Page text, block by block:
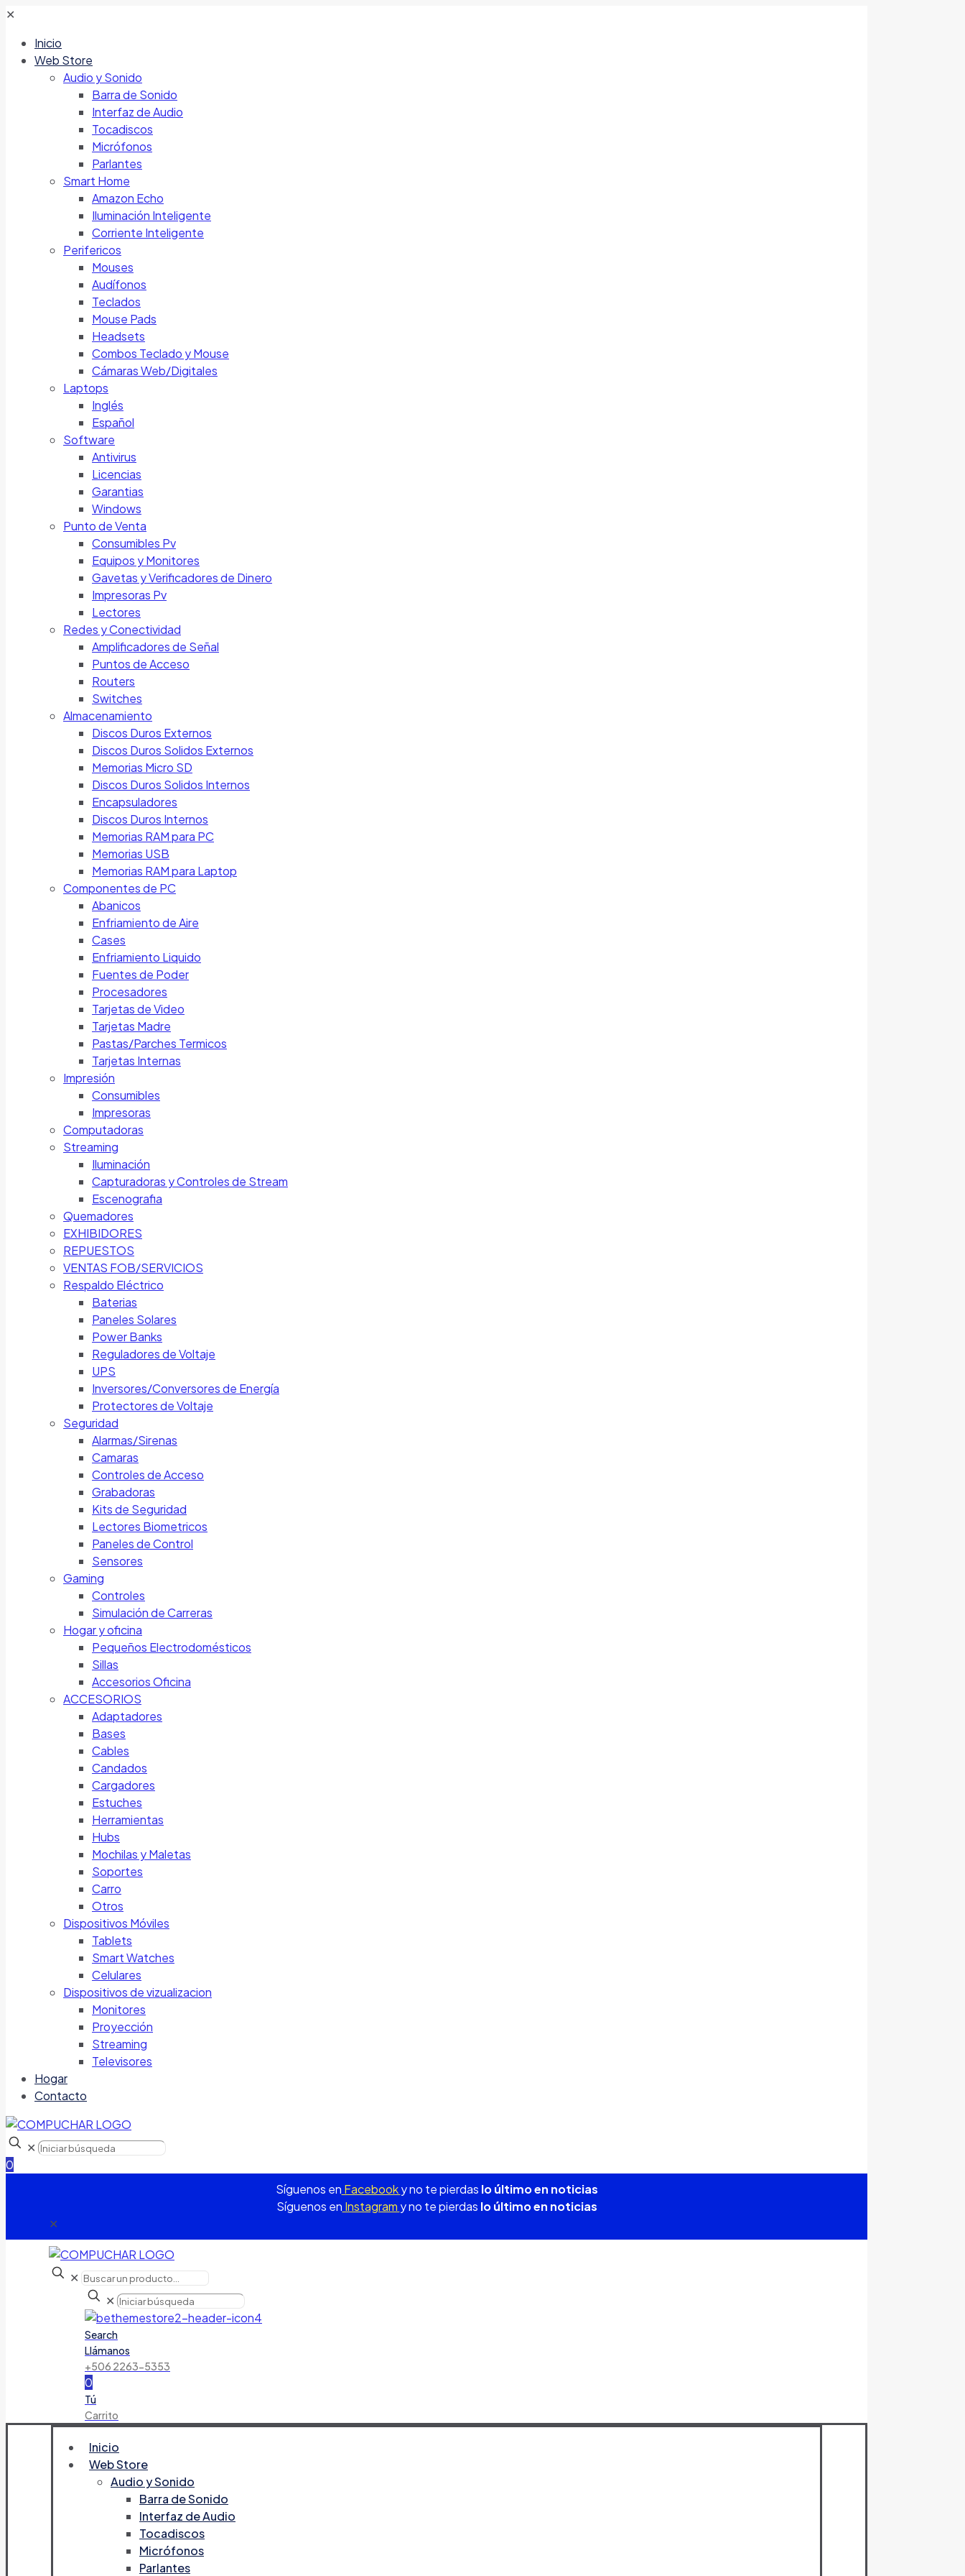
✕
Inicio
Web Store
Audio y Sonido
Barra de Sonido
Interfaz de Audio
Tocadiscos
Micrófonos
Parlantes
Smart Home
Amazon Echo
Iluminación Inteligente
Corriente Inteligente
Perifericos
Mouses
Audífonos
Teclados
Mouse Pads
Headsets
Combos Teclado y Mouse
Cámaras Web/Digitales
Laptops
Inglés
Español
Software
Antivirus
Licencias
Garantias
Windows
Punto de Venta
Consumibles Pv
Equipos y Monitores
Gavetas y Verificadores de Dinero
Impresoras Pv
Lectores
Redes y Conectividad
Amplificadores de Señal
Puntos de Acceso
Routers
Switches
Almacenamiento
Discos Duros Externos
Discos Duros Solidos Externos
Memorias Micro SD
Discos Duros Solidos Internos
Encapsuladores
Discos Duros Internos
Memorias RAM para PC
Memorias USB
Memorias RAM para Laptop
Componentes de PC
Abanicos
Enfriamiento de Aire
Cases
Enfriamiento Liquido
Fuentes de Poder
Procesadores
Tarjetas de Video
Tarjetas Madre
Pastas/Parches Termicos
Tarjetas Internas
Impresión
Consumibles
Impresoras
Computadoras
Streaming
Iluminación
Capturadoras y Controles de Stream
Escenografia
Quemadores
EXHIBIDORES
REPUESTOS
VENTAS FOB/SERVICIOS
Respaldo Eléctrico
Baterias
Paneles Solares
Power Banks
Reguladores de Voltaje
UPS
Inversores/Conversores de Energía
Protectores de Voltaje
Seguridad
Alarmas/Sirenas
Camaras
Controles de Acceso
Grabadoras
Kits de Seguridad
Lectores Biometricos
Paneles de Control
Sensores
Gaming
Controles
Simulación de Carreras
Hogar y oficina
Pequeños Electrodomésticos
Sillas
Accesorios Oficina
ACCESORIOS
Adaptadores
Bases
Cables
Candados
Cargadores
Estuches
Herramientas
Hubs
Mochilas y Maletas
Soportes
Carro
Otros
Dispositivos Móviles
Tablets
Smart Watches
Celulares
Dispositivos de vizualizacion
Monitores
Proyección
Streaming
Televisores
Hogar
Contacto
✕
0
Síguenos en Facebooky no te pierdas lo último en noticias
Síguenos en Instagram y no te pierdas lo último en noticias
✕
✕
✕
Search
Llámanos
+506 2263-5353
0
Tú
Carrito
Inicio
Web Store
Audio y Sonido
Barra de Sonido
Interfaz de Audio
Tocadiscos
Micrófonos
Parlantes